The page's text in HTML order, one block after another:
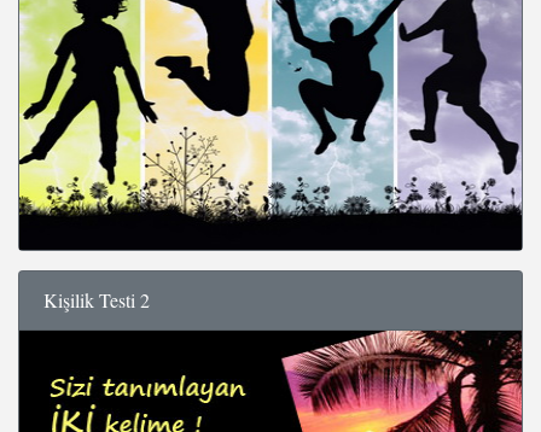
Kişilik Testi 2